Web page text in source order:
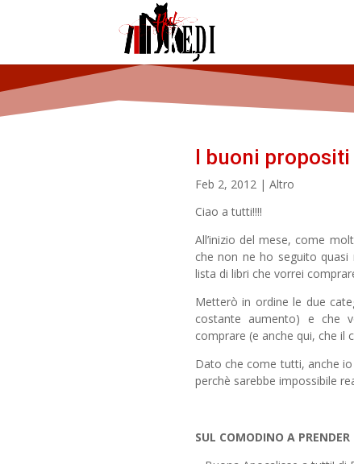
I buoni
Feb 2, 2012| Altro
Ciao a tutti!!!!
All’inizio del mese, come
che non ne ho seguito
lista di libri che vorrei
Metterò in ordine le due
costante aumento) e che
comprare (e anche qui, che il
Dato che come tutti, anche
perchè sarebbe impossibile
SUL COMODINO A PRENDER